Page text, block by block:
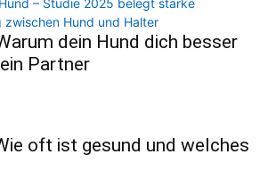
dein Hund dich besser
Partner
oft ist gesund und welches